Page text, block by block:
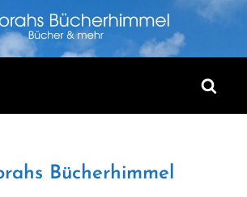
Bücherhimmel